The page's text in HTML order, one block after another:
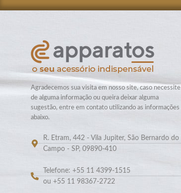
Agradecemos sua visita em nosso site, caso necessite
de alguma informação ou queira deixar alguma
sugestão, entre em contato utilizando as informações
abaixo.
R. Etram, 442 - Vila Jupiter, São Bernardo do
Campo - SP, 09890-410
Telefone: +55 11 4399-1515
ou +55 11 98367-2722